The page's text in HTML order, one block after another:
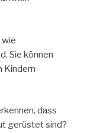
Sie können
Kindern
dass
gerüstet sind?